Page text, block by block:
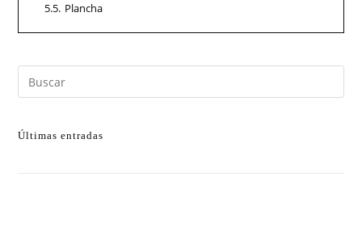
5.5. Plancha
Últimas entradas